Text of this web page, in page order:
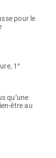
pour le
1°
qu’une
être au